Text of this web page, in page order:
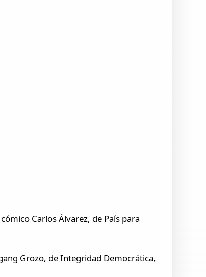
Carlos Álvarez, de País para
Grozo, de Integridad Democrática,